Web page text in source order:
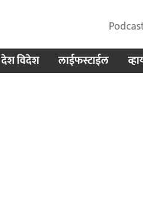
देश विदेश लाईफस्टाईल